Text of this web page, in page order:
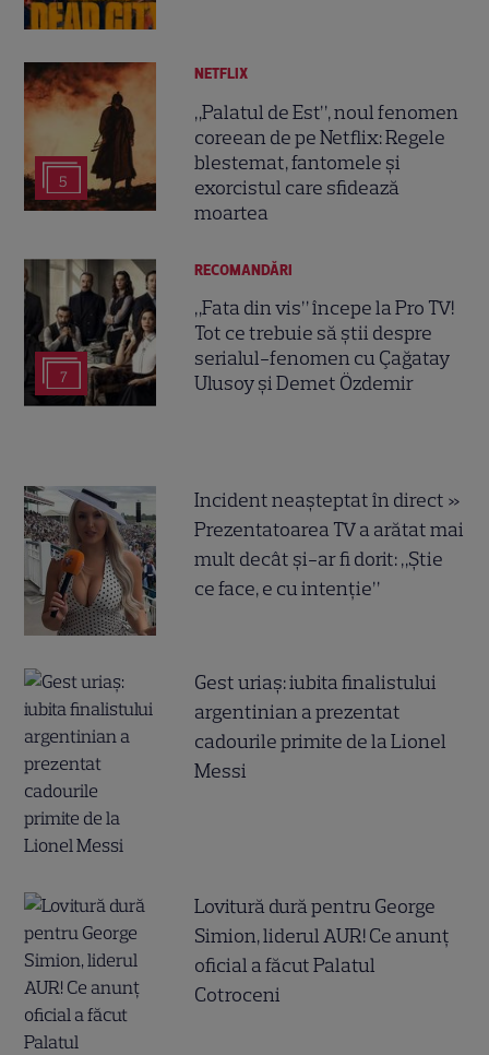
5
NETFLIX
„Palatul de Est”, noul fenomen
coreean de pe Netflix: Regele
blestemat, fantomele și
exorcistul care sfidează
moartea
7
RECOMANDĂRI
„Fata din vis” începe la Pro TV!
Tot ce trebuie să știi despre
serialul-fenomen cu Çağatay
Ulusoy și Demet Özdemir
Incident neașteptat în direct »
Prezentatoarea TV a arătat mai
mult decât și-ar fi dorit: „Știe
ce face, e cu intenție”
Gest uriaș: iubita finalistului
argentinian a prezentat
cadourile primite de la Lionel
Messi
Lovitură dură pentru George
Simion, liderul AUR! Ce anunț
oficial a făcut Palatul
Cotroceni